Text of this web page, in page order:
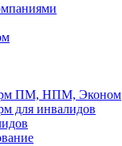
ПМ, НПМ, Эконом
для инвалидов